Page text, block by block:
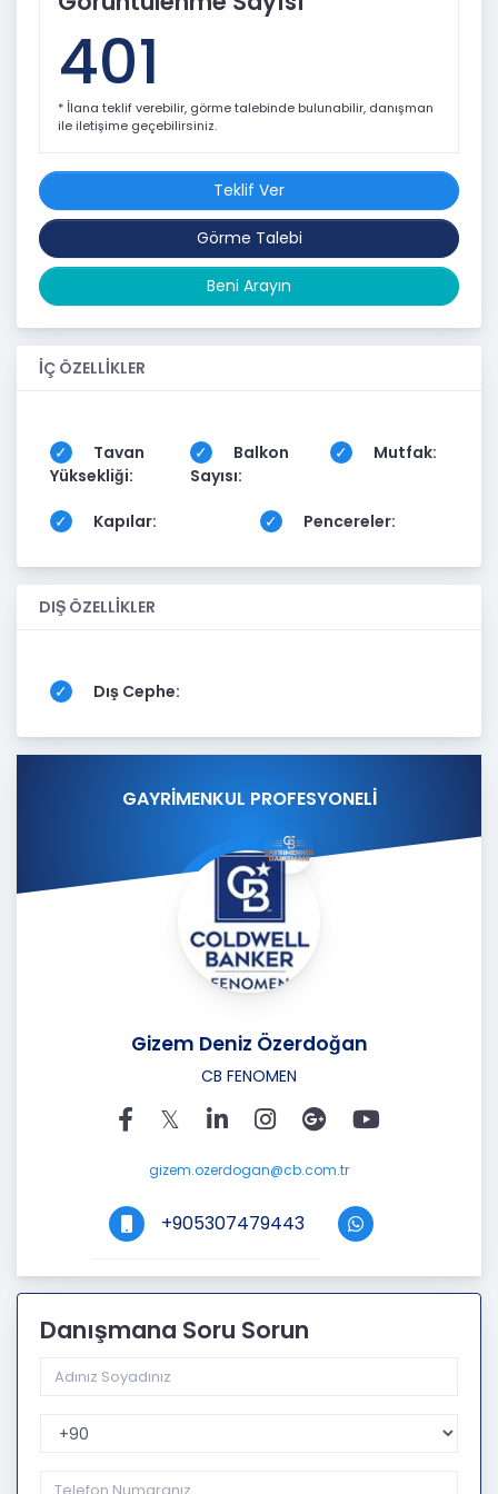
401
* İlana teklif verebilir, görme talebinde bulunabilir, danışman
ile iletişime geçebilirsiniz.
Teklif Ver
Görme Talebi
Beni Arayın
İÇ ÖZELLİKLER
Tavan
Yüksekliği:
Balkon
Sayısı:
Mutfak:
Kapılar: Pencereler:
DIŞ ÖZELLİKLER
Dış Cephe:
GAYRİMENKUL PROFESYONELİ
Gizem Deniz Özerdoğan
CB FENOMEN
gizem.ozerdogan@cb.com.tr
+905307479443
Danışmana Soru Sorun
Telefon Kodu